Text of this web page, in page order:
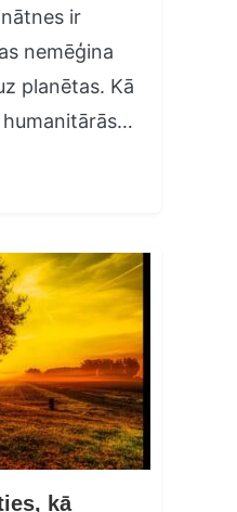
ir
nemēģina
planētas. Kā
kā